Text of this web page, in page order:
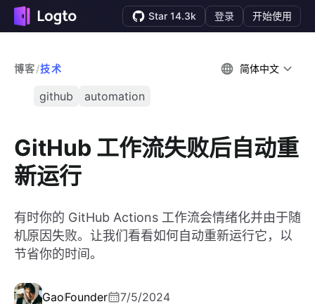
Star 14.3k 登录 开始使用
博客/技术 简体中文
github automation
GitHub 工作流失败后自动重
新运行
有时你的 GitHub Actions 工作流会情绪化并由于随
机原因失败。让我们看看如何自动重新运行它，以
节省你的时间。
GaoFounder 7/5/2024